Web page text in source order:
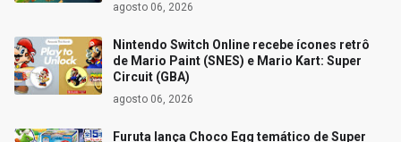
agosto 06, 2026
Nintendo Switch Online recebe ícones retrô
de Mario Paint (SNES) e Mario Kart: Super
Circuit (GBA)
agosto 06, 2026
Furuta lança Choco Egg temático de Super